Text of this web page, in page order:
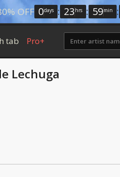
OFF 0days : 23 hrs : 59min :
tab Pro+
Lechuga